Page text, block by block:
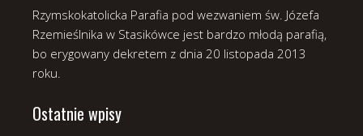
Rzymskokatolicka Parafia pod wezwaniem św. Józefa
Rzemieślnika w Stasikówce jest bardzo młodą parafią,
bo erygowany dekretem z dnia 20 listopada 2013
roku.
Ostatnie wpisy